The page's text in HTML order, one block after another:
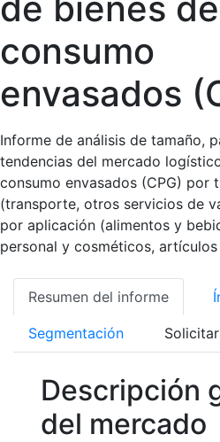
consumo
envasados
Informe de análisis de tamaño,
tendencias del mercado
consumo envasados (CPG) por
(transporte, otros servicios de
por aplicación (alimentos y
personal y cosméticos, artículos
Resumen del informe
Segmentación
Descripción
del mercado